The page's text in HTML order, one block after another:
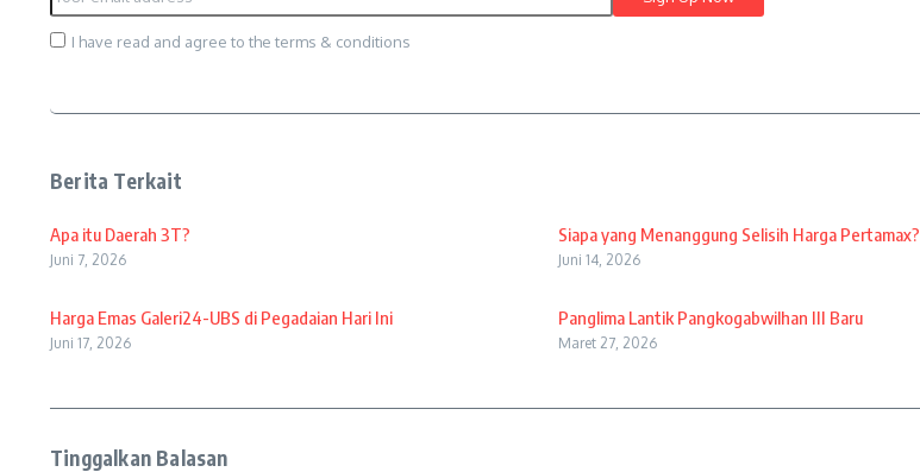
I have read and agree to the terms & conditions
Berita Terkait
Apa itu Daerah 3T?
Juni 7, 2026
Siapa yang Menanggung Selisih Harga Pertamax?
Juni 14, 2026
Harga Emas Galeri24-UBS di Pegadaian Hari Ini
Juni 17, 2026
Panglima Lantik Pangkogabwilhan III Baru
Maret 27, 2026
Tinggalkan Balasan